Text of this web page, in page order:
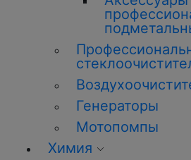
Генераторы
Мотопомпы
Химия